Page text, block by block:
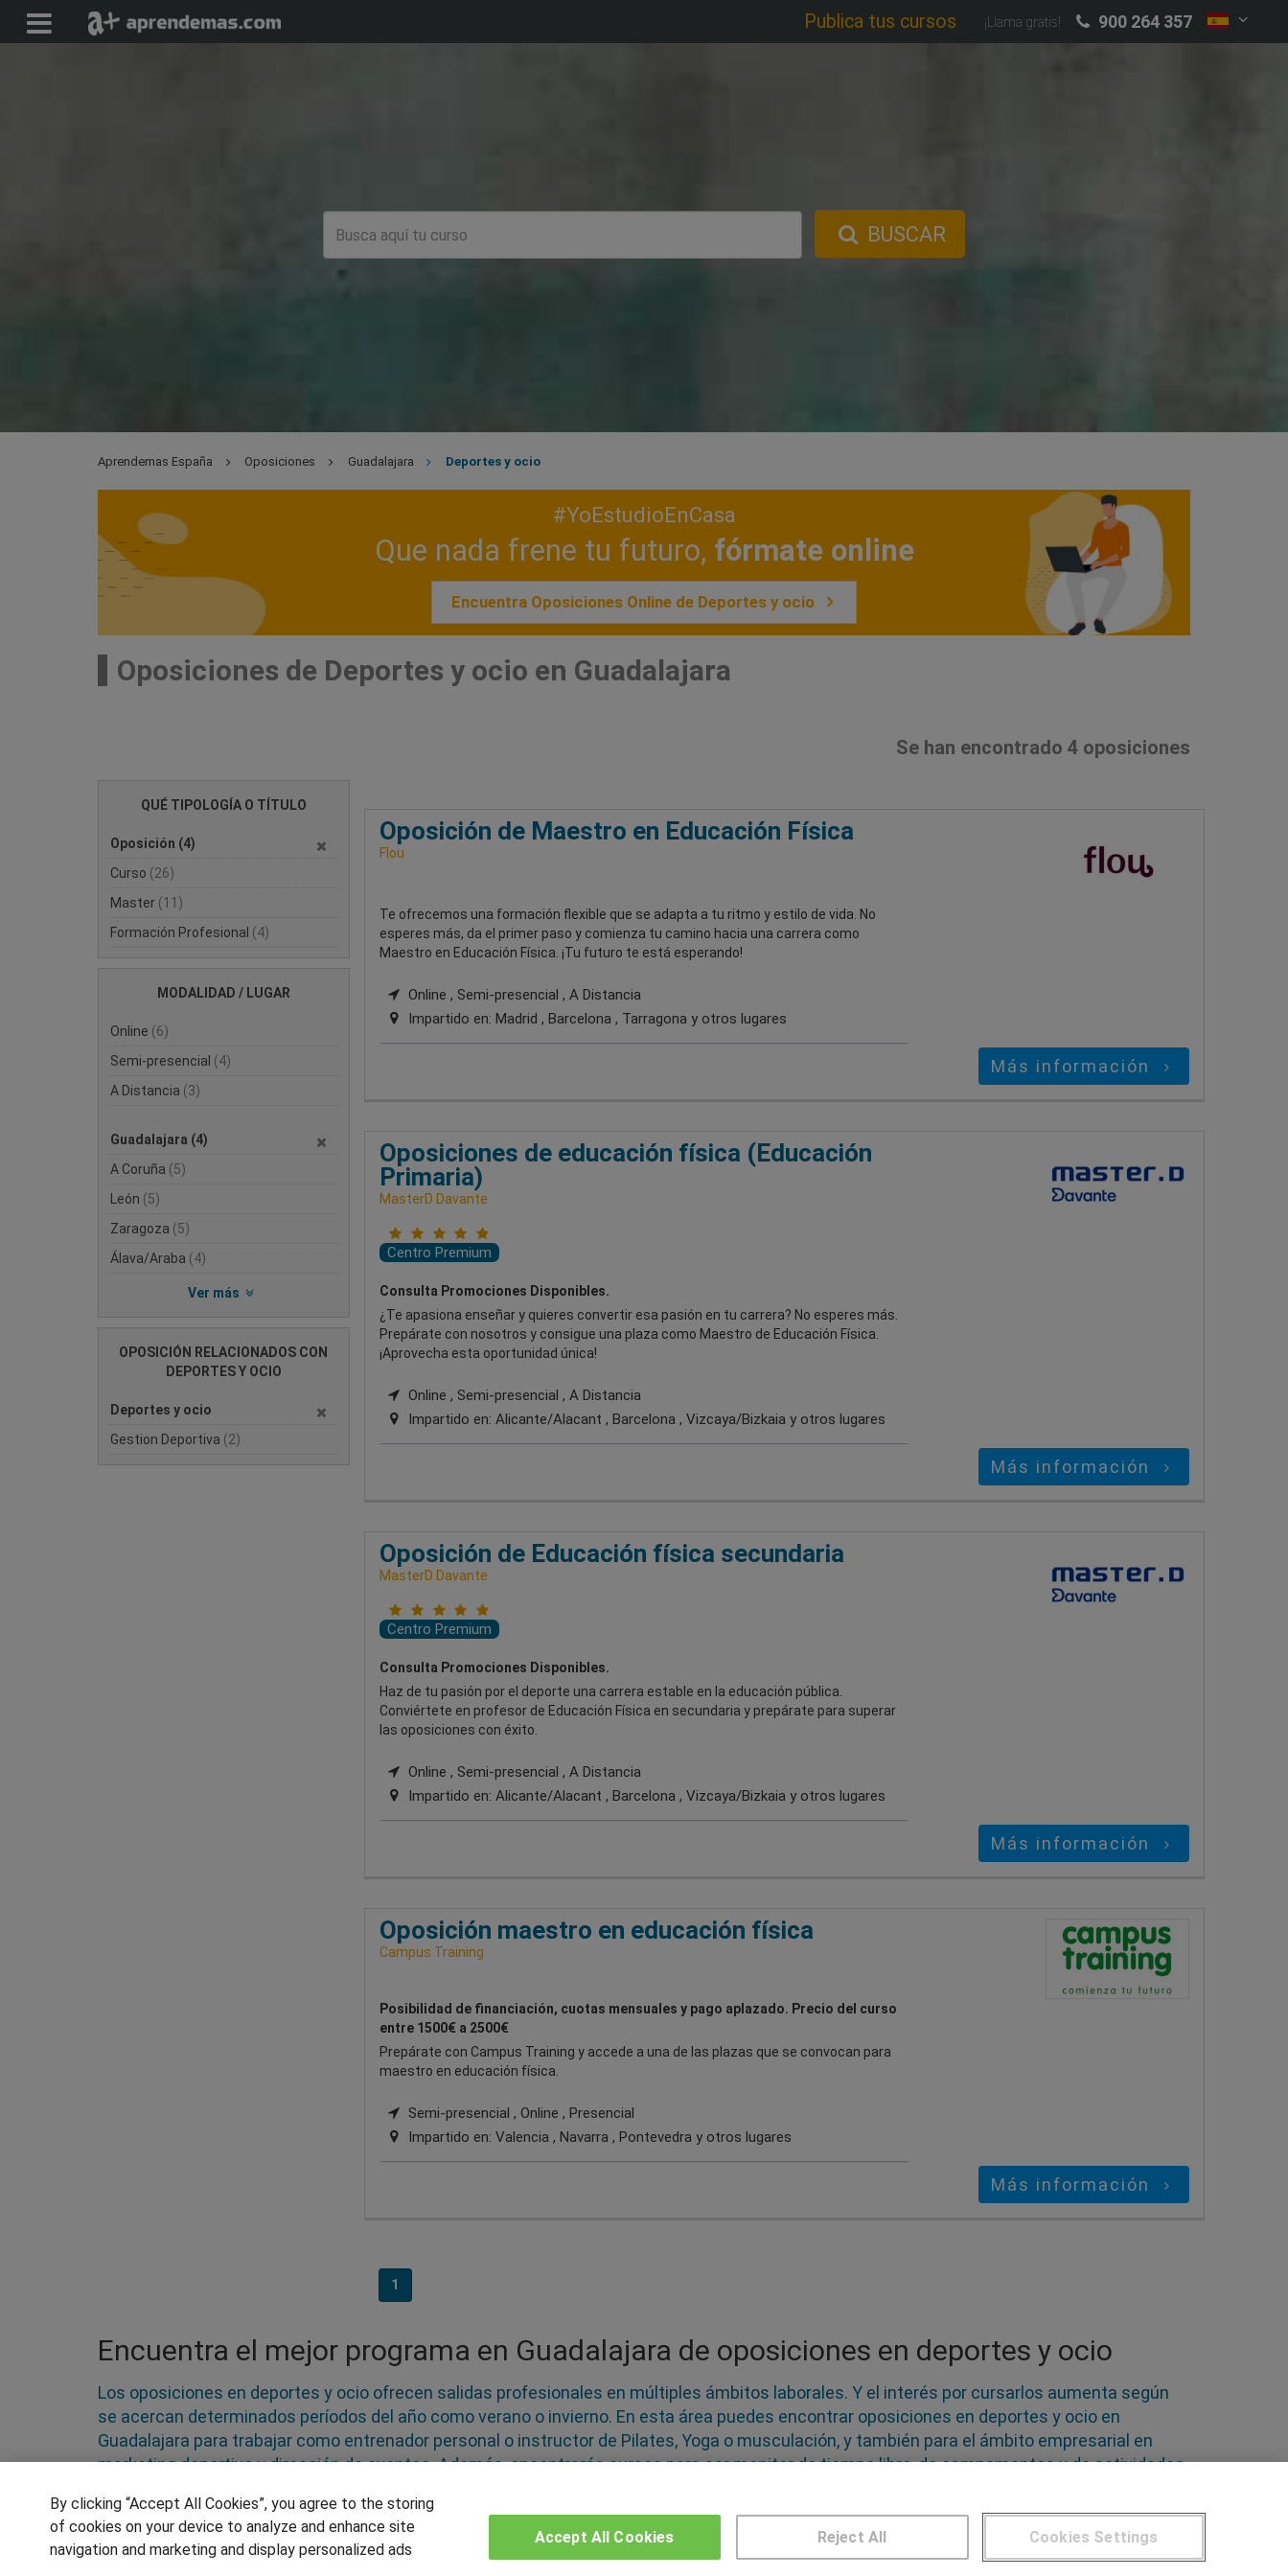
Publica tus cursos ¡Llama gratis! 900 264 357
BUSCAR
Aprendemas España Oposiciones Guadalajara Deportes y ocio
#YoEstudioEnCasa
Que nada frene tu futuro, fórmate online
Encuentra Oposiciones Online de Deportes y ocio
Oposiciones de Deportes y ocio en Guadalajara
Se han encontrado 4 oposiciones
QUÉ TIPOLOGÍA O TÍTULO
Oposición (4)
Curso (26)
Master (11)
Formación Profesional (4)
MODALIDAD / LUGAR
Online (6)
Semi-presencial (4)
A Distancia (3)
Guadalajara (4)
A Coruña (5)
León (5)
Zaragoza (5)
Álava/Araba (4)
Ver más
OPOSICIÓN RELACIONADOS CON
DEPORTES Y OCIO
Deportes y ocio
Gestion Deportiva (2)
Oposición de Maestro en Educación Física
Flou
Te ofrecemos una formación flexible que se adapta a tu ritmo y estilo de vida. No
esperes más, da el primer paso y comienza tu camino hacia una carrera como
Maestro en Educación Física. ¡Tu futuro te está esperando!
Online , Semi-presencial , A Distancia
Impartido en: Madrid , Barcelona , Tarragona y otros lugares
Más información
Oposiciones de educación física (Educación
Primaria)
MasterD Davante
Centro Premium
Consulta Promociones Disponibles.
¿Te apasiona enseñar y quieres convertir esa pasión en tu carrera? No esperes más.
Prepárate con nosotros y consigue una plaza como Maestro de Educación Física.
¡Aprovecha esta oportunidad única!
Online , Semi-presencial , A Distancia
Impartido en: Alicante/Alacant , Barcelona , Vizcaya/Bizkaia y otros lugares
Más información
Oposición de Educación física secundaria
MasterD Davante
Centro Premium
Consulta Promociones Disponibles.
Haz de tu pasión por el deporte una carrera estable en la educación pública.
Conviértete en profesor de Educación Física en secundaria y prepárate para superar
las oposiciones con éxito.
Online , Semi-presencial , A Distancia
Impartido en: Alicante/Alacant , Barcelona , Vizcaya/Bizkaia y otros lugares
Más información
Oposición maestro en educación física
Campus Training
Posibilidad de financiación, cuotas mensuales y pago aplazado. Precio del curso
entre 1500€ a 2500€
Prepárate con Campus Training y accede a una de las plazas que se convocan para
maestro en educación física.
Semi-presencial , Online , Presencial
Impartido en: Valencia , Navarra , Pontevedra y otros lugares
Más información
1
Encuentra el mejor programa en Guadalajara de oposiciones en deportes y ocio
Los oposiciones en deportes y ocio ofrecen salidas profesionales en múltiples ámbitos laborales. Y el interés por cursarlos aumenta según
se acercan determinados períodos del año como verano o invierno. En esta área puedes encontrar oposiciones en deportes y ocio en
Guadalajara para trabajar como entrenador personal o instructor de Pilates, Yoga o musculación, y también para el ámbito empresarial en
marketing deportivo y dirección de eventos. Además, encontrarás cursos para ser monitor de tiempo libre, de campamentos y de actividades
numerosos centros de ocio y deporte, en el sector del turismo, en centros de salud o en gestión deportiva de centros públicos y privados
By clicking “Accept All Cookies”, you agree to the storing
of cookies on your device to analyze and enhance site
navigation and marketing and display personalized ads
Cookies Settings
Reject All
Accept All Cookies